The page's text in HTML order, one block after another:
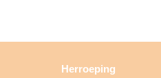
Herroeping